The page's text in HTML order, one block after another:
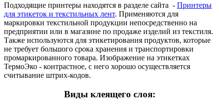
Подходящие принтеры находятся в разделе сайта - Принтеры
для этикеток и текстильных лент. Применяются для
маркировки текстильной продукции непосредственно на
предприятии или в магазине по продаже изделий из текстиля.
Также используются для этикетирования продуктов, которые
не требует большого срока хранения и транспортировки
промаркированного товара. Изображение на этикетках
ТермоЭко - контрастное, с него хорошо осуществляется
считывание штрих-кодов.
Виды клеящего слоя: